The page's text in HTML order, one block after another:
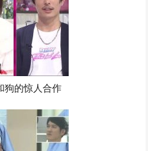
狗的惊人合作